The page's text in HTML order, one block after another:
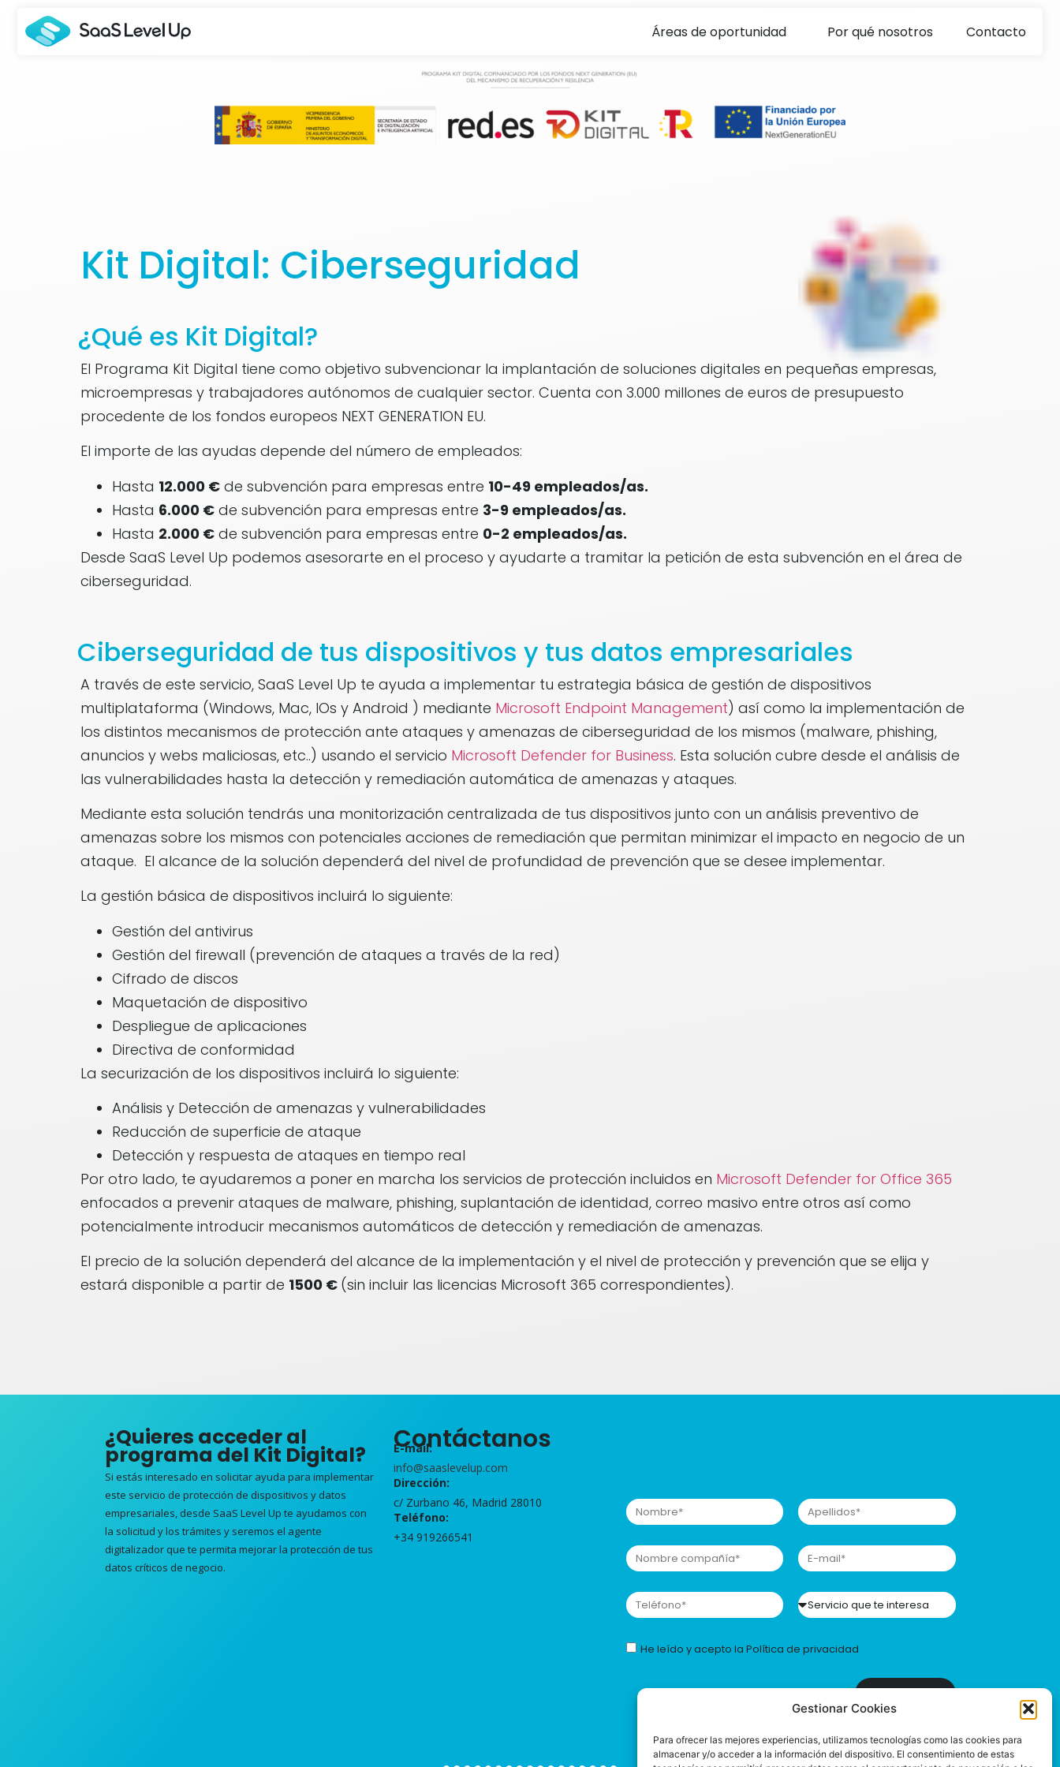
Gestionar Cookies
Para ofrecer las mejores experiencias, utilizamos tecnologías como las cookies para
almacenar y/o acceder a la información del dispositivo. El consentimiento de estas
Áreas de oportunidad Por qué nosotros Contacto
Kit Digital: Ciberseguridad
¿Qué es Kit Digital?
El Programa Kit Digital tiene como objetivo subvencionar la implantación de soluciones digitales en pequeñas empresas,
microempresas y trabajadores autónomos de cualquier sector. Cuenta con 3.000 millones de euros de presupuesto
procedente de los fondos europeos NEXT GENERATION EU.
El importe de las ayudas depende del número de empleados:
Hasta 12.000 € de subvención para empresas entre 10-49 empleados/as.
Hasta 6.000 € de subvención para empresas entre 3-9 empleados/as.
Hasta 2.000 € de subvención para empresas entre 0-2 empleados/as.
Desde SaaS Level Up podemos asesorarte en el proceso y ayudarte a tramitar la petición de esta subvención en el área de
ciberseguridad.
Ciberseguridad de tus dispositivos y tus datos empresariales
A través de este servicio, SaaS Level Up te ayuda a implementar tu estrategia básica de gestión de dispositivos
multiplataforma (Windows, Mac, IOs y Android ) mediante Microsoft Endpoint Management) así como la implementación de
los distintos mecanismos de protección ante ataques y amenazas de ciberseguridad de los mismos (malware, phishing,
anuncios y webs maliciosas, etc..) usando el servicio Microsoft Defender for Business. Esta solución cubre desde el análisis de
las vulnerabilidades hasta la detección y remediación automática de amenazas y ataques.
Mediante esta solución tendrás una monitorización centralizada de tus dispositivos junto con un análisis preventivo de
amenazas sobre los mismos con potenciales acciones de remediación que permitan minimizar el impacto en negocio de un
ataque. El alcance de la solución dependerá del nivel de profundidad de prevención que se desee implementar.
La gestión básica de dispositivos incluirá lo siguiente:
Gestión del antivirus
Gestión del firewall (prevención de ataques a través de la red)
Cifrado de discos
Maquetación de dispositivo
Despliegue de aplicaciones
Directiva de conformidad
La securización de los dispositivos incluirá lo siguiente:
Análisis y Detección de amenazas y vulnerabilidades
Reducción de superficie de ataque
Detección y respuesta de ataques en tiempo real
Por otro lado, te ayudaremos a poner en marcha los servicios de protección incluidos en Microsoft Defender for Office 365
enfocados a prevenir ataques de malware, phishing, suplantación de identidad, correo masivo entre otros así como
potencialmente introducir mecanismos automáticos de detección y remediación de amenazas.
El precio de la solución dependerá del alcance de la implementación y el nivel de protección y prevención que se elija y
estará disponible a partir de 1500 € (sin incluir las licencias Microsoft 365 correspondientes).
¿Quieres acceder al
programa del Kit Digital?
Si estás interesado en solicitar ayuda para implementar
este servicio de protección de dispositivos y datos
empresariales, desde SaaS Level Up te ayudamos con
la solicitud y los trámites y seremos el agente
digitalizador que te permita mejorar la protección de tus
datos críticos de negocio.
Contáctanos
E-mail:
info@saaslevelup.com
Dirección:
c/ Zurbano 46, Madrid 28010
Teléfono:
+34 919266541
He leído y acepto la Política de privacidad
Enviar